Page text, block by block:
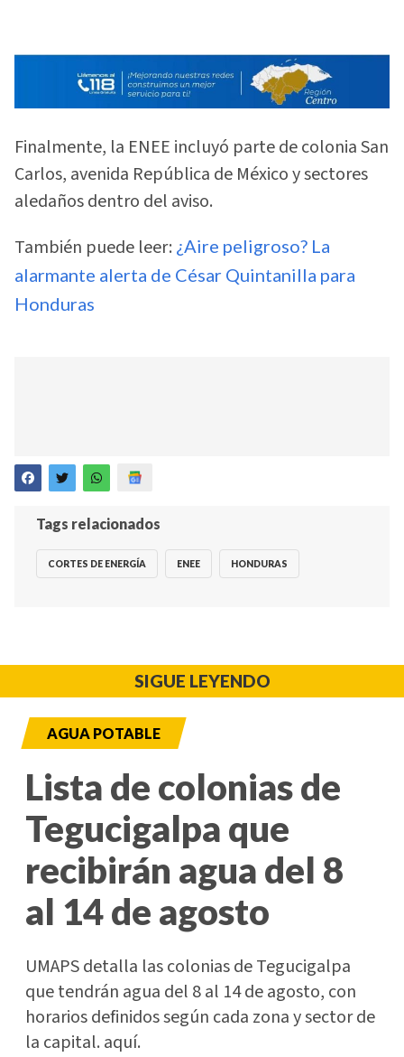
Finalmente, la ENEE incluyó parte de colonia San
Carlos, avenida República de México y sectores
aledaños dentro del aviso.
También puede leer: ¿Aire peligroso? La
alarmante alerta de César Quintanilla para
Honduras
Tags relacionados
CORTES DE ENERGÍA ENEE HONDURAS
SIGUE LEYENDO
AGUA POTABLE
Lista de colonias de
Tegucigalpa que
recibirán agua del 8
al 14 de agosto
UMAPS detalla las colonias de Tegucigalpa
que tendrán agua del 8 al 14 de agosto, con
horarios definidos según cada zona y sector de
la capital. aquí.